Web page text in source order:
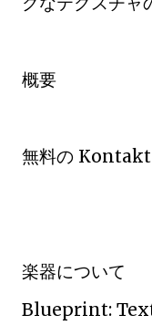
概要
無料の
楽器について
Blueprint: